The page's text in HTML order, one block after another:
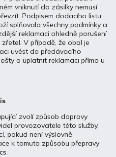
vniknutí do zásilky nemusí
Podpisem dodacího listu
splňovala všechny podmínky a
reklamaci ohledně porušení
V případě, že obal je
uvést do předávacího
a uplatnit reklamaci přímo u
zvolí způsob dopravy
provozovatele této služby.
pokud není výslovně
k tomuto způsobu přepravy
.